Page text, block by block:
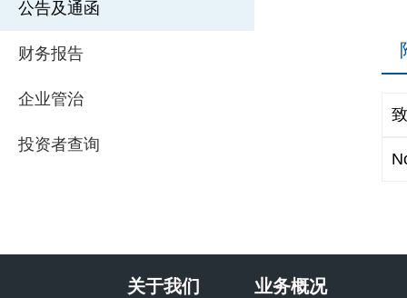
公告及通函
财务报告
企业管治
投资者查询
关于我们 业务概况